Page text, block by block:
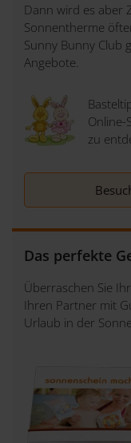
Dann wird es aber
Sonnentherme
Sunny Bunny Club
Angebote.
Online-
zu
Das perfekte
Überraschen Sie
Ihren Partner mit
Urlaub in der